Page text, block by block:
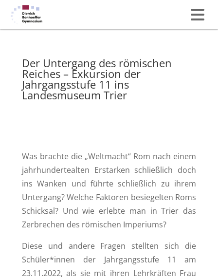
Der Untergang des römischen
Reiches – Exkursion der
Jahrgangsstufe 11 ins
Landesmuseum Trier
Was brachte die „Weltmacht“ Rom nach einem
jahrhundertealten Erstarken schließlich doch
ins Wanken und führte schließlich zu ihrem
Untergang? Welche Faktoren besiegelten Roms
Schicksal? Und wie erlebte man in Trier das
Zerbrechen des römischen Imperiums?
Diese und andere Fragen stellten sich die
Schüler*innen der Jahrgangsstufe 11 am
23.11.2022, als sie mit ihren Lehrkräften Frau